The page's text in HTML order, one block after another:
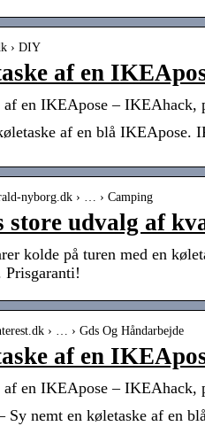
› DIY
af en
af en IKEApose –
af en blå IKEApose.
nyborg.dk › … › Camping
store udvalg af
kolde på turen med en
Prisgaranti!
› … › Gds Og Håndarbejde
af en
af en IKEApose –
Sy nemt en køletaske af en